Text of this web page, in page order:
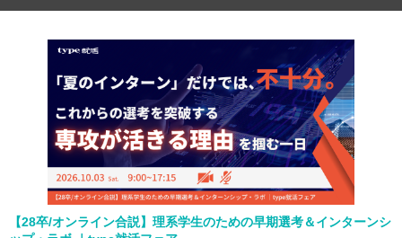
【28卒/オンライン合説】理系学生のための早期選考＆インターンシ